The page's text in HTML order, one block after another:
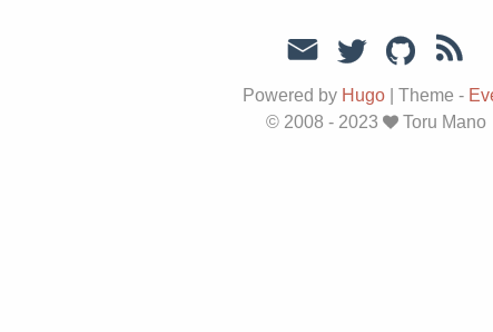
Powered by Hugo Theme -
© 2008 - 2023
Toru Mano